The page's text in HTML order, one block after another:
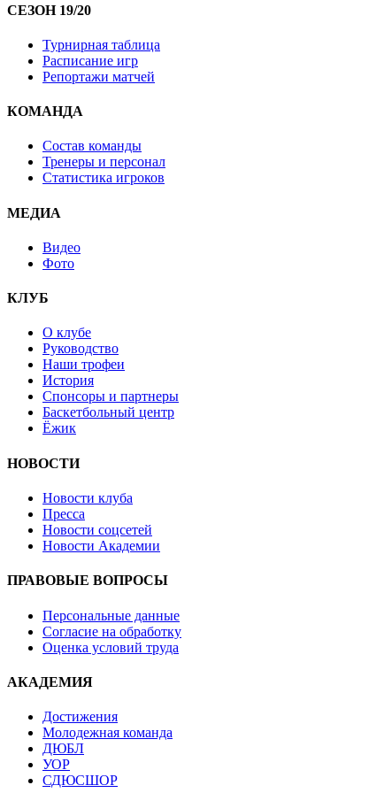
СЕЗОН 19/20
Турнирная таблица
Расписание игр
Репортажи матчей
КОМАНДА
Состав команды
Тренеры и персонал
Статистика игроков
МЕДИА
Видео
Фото
КЛУБ
О клубе
Руководство
Наши трофеи
История
Спонсоры и партнеры
Баскетбольный центр
Ёжик
НОВОСТИ
Новости клуба
Пресса
Новости соцсетей
Новости Академии
ПРАВОВЫЕ ВОПРОСЫ
Персональные данные
Согласие на обработку
Оценка условий труда
АКАДЕМИЯ
Достижения
Молодежная команда
ДЮБЛ
УОР
СДЮСШОР